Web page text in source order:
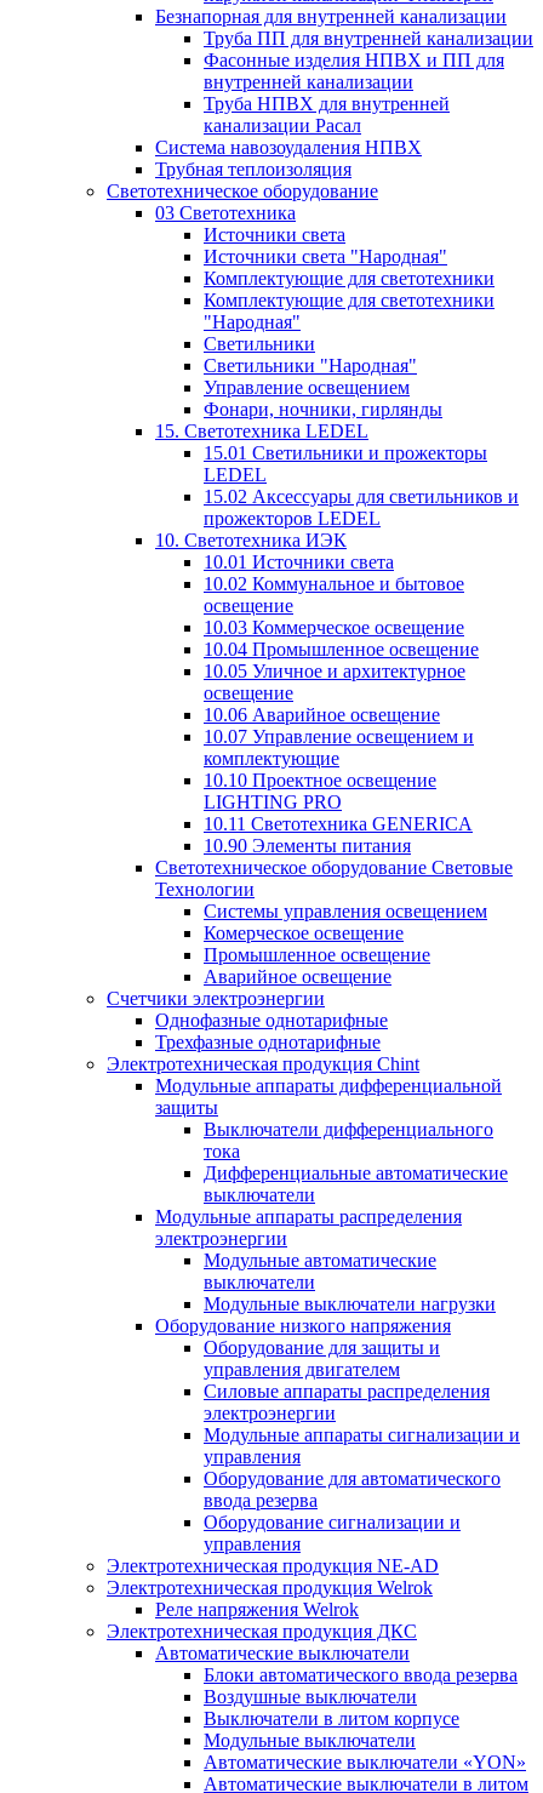
Безнапорная для внутренней канализации
Труба ПП для внутренней канализации
Фасонные изделия НПВХ и ПП для
внутренней канализации
Труба НПВХ для внутренней
канализации Расал
Система навозоудаления НПВХ
Трубная теплоизоляция
Светотехническое оборудование
03 Светотехника
Источники света
Источники света "Народная"
Комплектующие для светотехники
Комплектующие для светотехники
"Народная"
Светильники
Светильники "Народная"
Управление освещением
Фонари, ночники, гирлянды
15. Светотехника LEDEL
15.01 Светильники и прожекторы
LEDEL
15.02 Аксессуары для светильников и
прожекторов LEDEL
10. Светотехника ИЭК
10.01 Источники света
10.02 Коммунальное и бытовое
освещение
10.03 Коммерческое освещение
10.04 Промышленное освещение
10.05 Уличное и архитектурное
освещение
10.06 Аварийное освещение
10.07 Управление освещением и
комплектующие
10.10 Проектное освещение
LIGHTING PRO
10.11 Светотехника GENERICA
10.90 Элементы питания
Светотехническое оборудование Световые
Технологии
Системы управления освещением
Комерческое освещение
Промышленное освещение
Аварийное освещение
Счетчики электроэнергии
Однофазные однотарифные
Трехфазные однотарифные
Электротехническая продукция Chint
Модульные аппараты дифференциальной
защиты
Выключатели дифференциального
тока
Дифференциальные автоматические
выключатели
Модульные аппараты распределения
электроэнергии
Модульные автоматические
выключатели
Модульные выключатели нагрузки
Оборудование низкого напряжения
Оборудование для защиты и
управления двигателем
Силовые аппараты распределения
электроэнергии
Модульные аппараты сигнализации и
управления
Оборудование для автоматического
ввода резерва
Оборудование сигнализации и
управления
Электротехническая продукция NE-AD
Электротехническая продукция Welrok
Реле напряжения Welrok
Электротехническая продукция ДКС
Автоматические выключатели
Блоки автоматического ввода резерва
Воздушные выключатели
Выключатели в литом корпусе
Модульные выключатели
Автоматические выключатели «YON»
Автоматические выключатели в литом